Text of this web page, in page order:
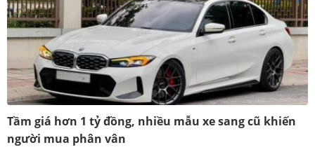
Tầm giá hơn 1 tỷ đồng, nhiều mẫu xe sang cũ khiến
người mua phân vân